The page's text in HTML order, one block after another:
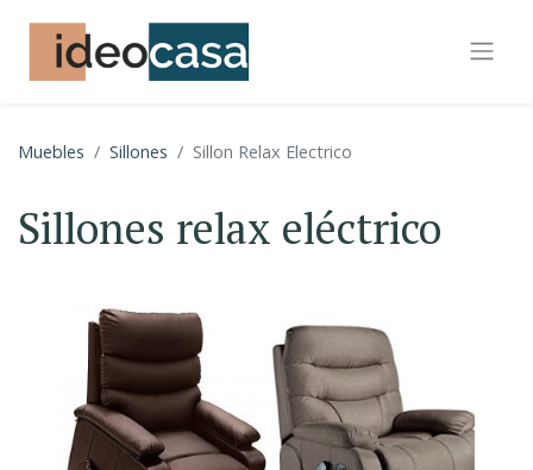
Muebles Sillones Sillon Relax Electrico
Sillones relax eléctrico